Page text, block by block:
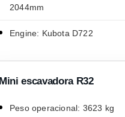
2044mm
Engine: Kubota D722
Mini escavadora R32
Peso operacional: 3623 kg